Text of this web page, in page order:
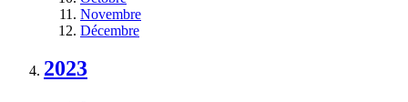
Novembre
Décembre
2023